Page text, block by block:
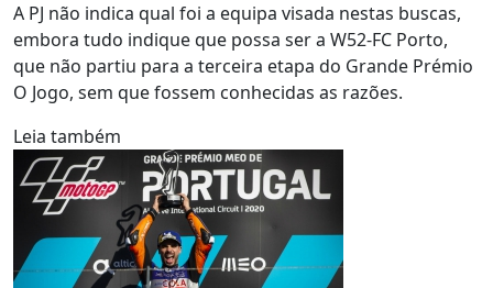
A PJ não indica qual foi a equipa visada nestas buscas,
embora tudo indique que possa ser a W52-FC Porto,
que não partiu para a terceira etapa do Grande Prémio
O Jogo, sem que fossem conhecidas as razões.
Leia também